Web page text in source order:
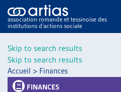
Skip to search results
Skip to search results
association romande et tessinoise des
institutions d’actions sociale
Accueil > Finances
FINANCES